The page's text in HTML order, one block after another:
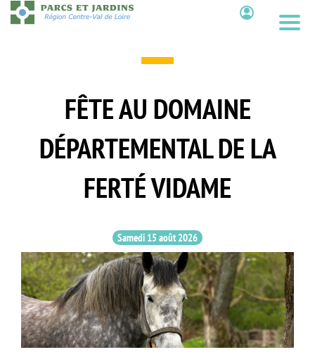
Aller
au
FÊTE AU DOMAINE
DÉPARTEMENTAL DE LA
FERTÉ VIDAME
Samedi 15 août 2026